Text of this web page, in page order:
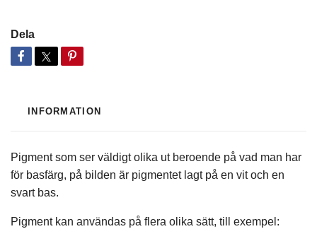
Dela
INFORMATION
Pigment som ser väldigt olika ut beroende på vad man har
för basfärg, på bilden är pigmentet lagt på en vit och en
svart bas.
Pigment kan användas på flera olika sätt, till exempel: